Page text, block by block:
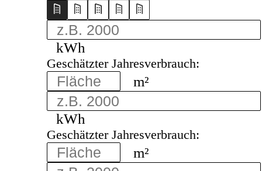
kWh
Geschätzter Jahresverbrauch:
m²
kWh
Geschätzter Jahresverbrauch:
m²